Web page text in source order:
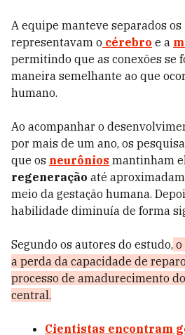
A equipe manteve separados os
representavam o cérebro e a
permitindo que as conexões se
maneira semelhante ao que
humano.
Ao acompanhar o
por mais de um ano, os
que os neurônios mantinham
regeneração até
meio da gestação humana.
habilidade diminuía de forma
Segundo os autores do estudo, o
a perda da capacidade de
processo de amadurecimento
central.
Cientistas encontram